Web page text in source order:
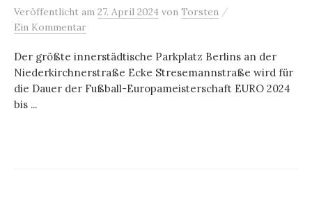
Veröffentlicht am 27. April 2024 von Torsten /
Ein Kommentar
Der größte innerstädtische Parkplatz Berlins an der
Niederkirchnerstraße Ecke Stresemannstraße wird für
die Dauer der Fußball-Europameisterschaft EURO 2024
bis ...